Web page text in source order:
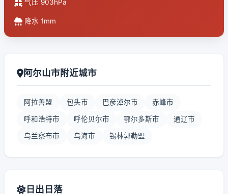
气压 903hPa
降水 1mm
阿尔山市附近城市
阿拉善盟 包头市 巴彦淖尔市 赤峰市
呼和浩特市 呼伦贝尔市 鄂尔多斯市 通辽市
乌兰察布市 乌海市 锡林郭勒盟
日出日落